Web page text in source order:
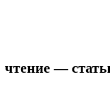
чтение —